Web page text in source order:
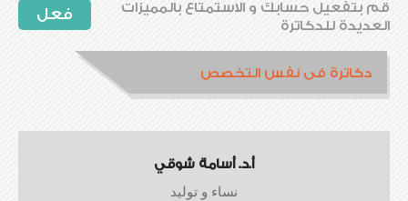
فعل
قم بتفعيل حسابك و الاستمتاع بالمميزات
العديدة للدكاترة
دكاترة فى نفس التخصص
أ.د. أسامة شوقي
نساء و توليد